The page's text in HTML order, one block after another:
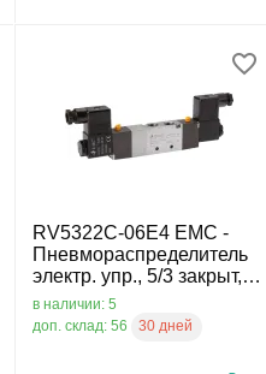
RV5322C-06E4 EMC -
Пневмораспределитель
электр. упр., 5/3 закрыт,
G1/8, 24 VDC
в наличии: 5
доп. склад: 56
30 дней